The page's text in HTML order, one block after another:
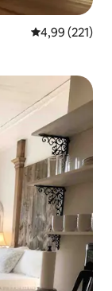
4,99 de uma
4,99 (221)